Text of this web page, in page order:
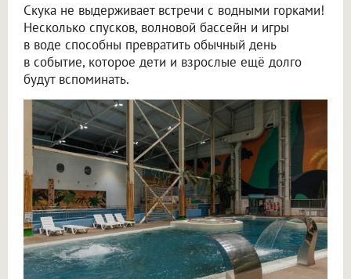
Скука не выдерживает встречи с водными горками!
Несколько спусков, волновой бассейн и игры
в воде способны превратить обычный день
в событие, которое дети и взрослые ещё долго
будут вспоминать.